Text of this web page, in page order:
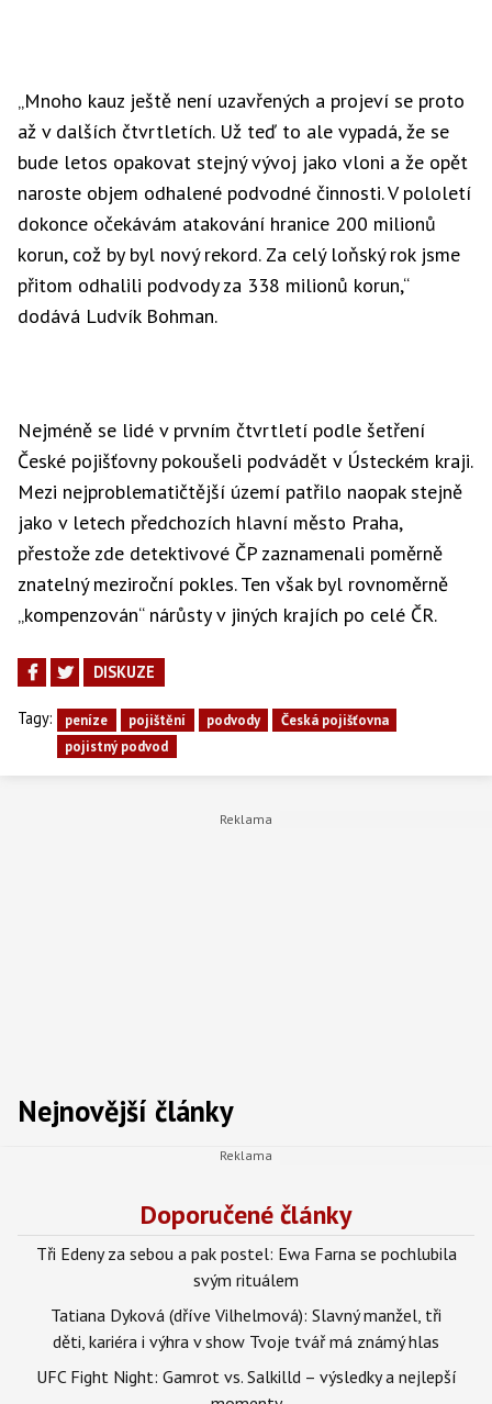
„Mnoho kauz ještě není uzavřených a projeví se proto
až v dalších čtvrtletích. Už teď to ale vypadá, že se
bude letos opakovat stejný vývoj jako vloni a že opět
naroste objem odhalené podvodné činnosti. V pololetí
dokonce očekávám atakování hranice 200 milionů
korun, což by byl nový rekord. Za celý loňský rok jsme
přitom odhalili podvody za 338 milionů korun,“
dodává Ludvík Bohman.
Nejméně se lidé v prvním čtvrtletí podle šetření
České pojišťovny pokoušeli podvádět v Ústeckém kraji.
Mezi nejproblematičtější území patřilo naopak stejně
jako v letech předchozích hlavní město Praha,
přestože zde detektivové ČP zaznamenali poměrně
znatelný meziroční pokles. Ten však byl rovnoměrně
„kompenzován“ nárůsty v jiných krajích po celé ČR.
DISKUZE
Tagy: peníze pojištění podvody
Česká pojišťovna
pojistný podvod
Nejnovější články
Doporučené články
Tři Edeny za sebou a pak postel: Ewa Farna se pochlubila
svým rituálem
Tatiana Dyková (dříve Vilhelmová): Slavný manžel, tři
děti, kariéra i výhra v show Tvoje tvář má známý hlas
UFC Fight Night: Gamrot vs. Salkilld – výsledky a nejlepší